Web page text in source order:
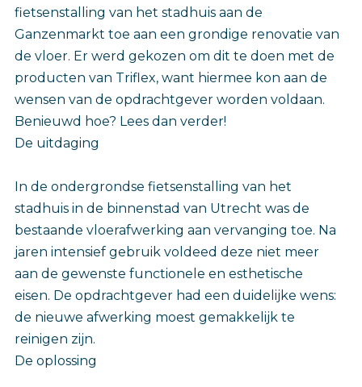
fietsenstalling van het stadhuis aan de
Ganzenmarkt toe aan een grondige renovatie van
de vloer. Er werd gekozen om dit te doen met de
producten van Triflex, want hiermee kon aan de
wensen van de opdrachtgever worden voldaan.
Benieuwd hoe? Lees dan verder!
De uitdaging
In de ondergrondse fietsenstalling van het
stadhuis in de binnenstad van Utrecht was de
bestaande vloerafwerking aan vervanging toe. Na
jaren intensief gebruik voldeed deze niet meer
aan de gewenste functionele en esthetische
eisen. De opdrachtgever had een duidelijke wens:
de nieuwe afwerking moest gemakkelijk te
reinigen zijn.
De oplossing